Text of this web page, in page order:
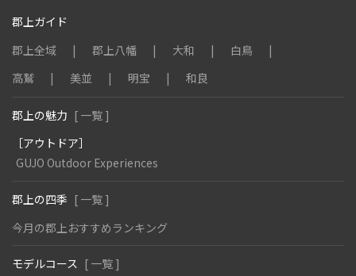
郡上ガイド
郡上全域
郡上八幡 大和
白鳥
高鷲
美並 明宝 和良
郡上の魅力 [ 一覧 ]
［アウトドア］
GUJO Outdoor Experiences
郡上の四季 [ 一覧 ]
今月の郡上おすすめランキング
モデルコース [ 一覧 ]